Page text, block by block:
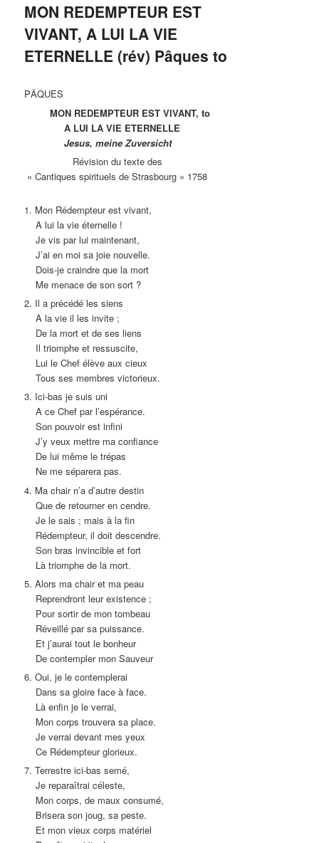
MON REDEMPTEUR EST
VIVANT, A LUI LA VIE
ETERNELLE (rév) Pâques to
PÂQUES
MON REDEMPTEUR EST VIVANT, to
A LUI LA VIE ETERNELLE
Jesus, meine Zuversicht
Révision du texte des
« Cantiques spirituels de Strasbourg » 1758
1. Mon Rédempteur est vivant,
A lui la vie éternelle !
Je vis par lui maintenant,
J’ai en moi sa joie nouvelle.
Dois-je craindre que la mort
Me menace de son sort ?
2. Il a précédé les siens
A la vie il les invite ;
De la mort et de ses liens
Il triomphe et ressuscite,
Lui le Chef élève aux cieux
Tous ses membres victorieux.
3. Ici-bas je suis uni
A ce Chef par l’espérance.
Son pouvoir est infini
J’y veux mettre ma confiance
De lui même le trépas
Ne me séparera pas.
4. Ma chair n’a d’autre destin
Que de retourner en cendre.
Je le sais ; mais à la fin
Rédempteur, il doit descendre.
Son bras invincible et fort
Là triomphe de la mort.
5. Alors ma chair et ma peau
Reprendront leur existence ;
Pour sortir de mon tombeau
Réveillé par sa puissance.
Et j’aurai tout le bonheur
De contempler mon Sauveur
6. Oui, je le contemplerai
Dans sa gloire face à face.
Là enfin je le verrai,
Mon corps trouvera sa place.
Je verrai devant mes yeux
Ce Rédempteur glorieux.
7. Terrestre ici-bas semé,
Je reparaîtrai céleste,
Mon corps, de maux consumé,
Brisera son joug, sa peste.
Et mon vieux corps matériel